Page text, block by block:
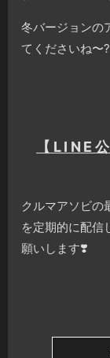
冬バージョンの
てくださいね〜?
【LINE
クルマアソビの
を定期的に配信
願いします❣️